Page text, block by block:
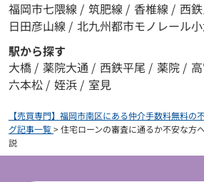
福岡市七隈線 / 筑肥線 / 香椎線 / 西
日田彦山線 / 北九州都市モノレール
駅から探す
大橋 / 薬院大通 / 西鉄平尾 / 薬院 /
六本松 / 姪浜 / 室見
【売買専門】福岡市南区にある仲介手数料無料の
グ記事一覧>住宅ローンの審査に通るか不安な方
説